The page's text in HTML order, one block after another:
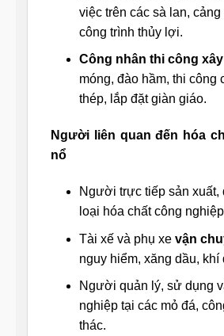
việc trên các sà lan,
công trình thủy lợi.
Công nhân thi công
móng, đào hầm, thi công
thép, lắp đặt giàn giáo.
Người liên quan đến hóa
nổ
Người trực tiếp sản xuất,
loại hóa chất công
Tài xế và phụ xe vận
nguy hiểm, xăng dầu, khí
Người quản lý, sử dụng
nghiệp tại các mỏ đá,
thác.